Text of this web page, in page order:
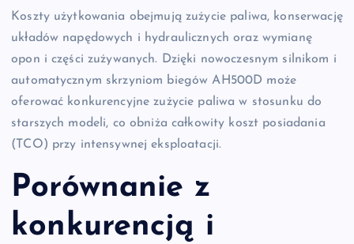
Koszty użytkowania obejmują zużycie paliwa, konserwację
układów napędowych i hydraulicznych oraz wymianę
opon i części zużywanych. Dzięki nowoczesnym silnikom i
automatycznym skrzyniom biegów AH500D może
oferować konkurencyjne zużycie paliwa w stosunku do
starszych modeli, co obniża całkowity koszt posiadania
(TCO) przy intensywnej eksploatacji.
Porównanie z
konkurencją i